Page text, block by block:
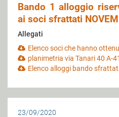
Bando 1 alloggio
ai soci sfrattati
Allegati
Elenco soci che hanno
planimetria via Tanari 40 A-41
Elenco alloggi bando
23/09/2020